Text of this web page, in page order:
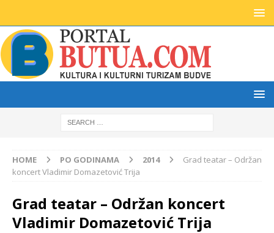
HOME PO GODINAMA 2014
Grad teatar – Održan
koncert Vladimir Domazetović Trija
Grad teatar – Održan koncert
Vladimir Domazetović Trija